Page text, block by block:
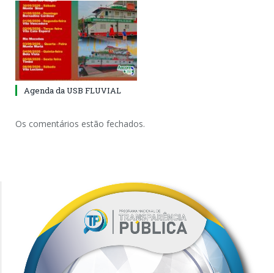
Agenda da USB FLUVIAL
Os comentários estão fechados.